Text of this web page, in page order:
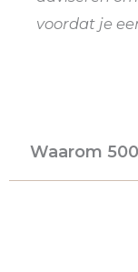
voordat je
Waarom